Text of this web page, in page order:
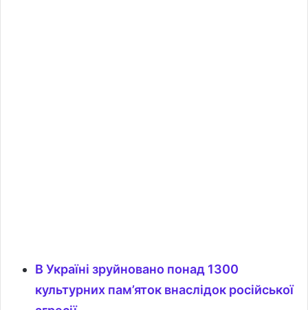
В Україні зруйновано понад 1300
культурних пам’яток внаслідок російської